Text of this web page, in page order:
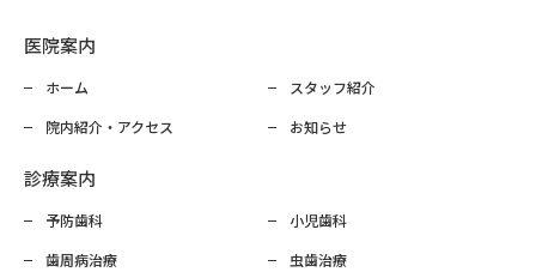
医院案内
ホーム
スタッフ紹介
院内紹介・アクセス
お知らせ
診療案内
予防歯科
小児歯科
歯周病治療
虫歯治療